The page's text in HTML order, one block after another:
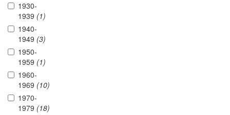
1930-
1939 (1)
1940-
1949 (3)
1950-
1959 (1)
1960-
1969 (10)
1970-
1979 (18)